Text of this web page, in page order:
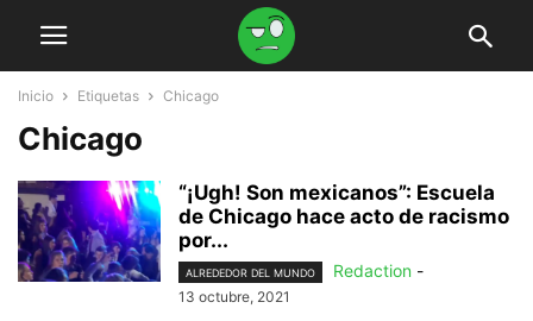
Inicio Etiquetas Chicago
Chicago
“¡Ugh! Son mexicanos”: Escuela
de Chicago hace acto de racismo
por...
ALREDEDOR DEL MUNDO Redaction -
13 octubre, 2021